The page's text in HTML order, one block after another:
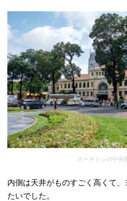
ホーチミンの中央
内側は天井がものすごく高くて
たいでした。